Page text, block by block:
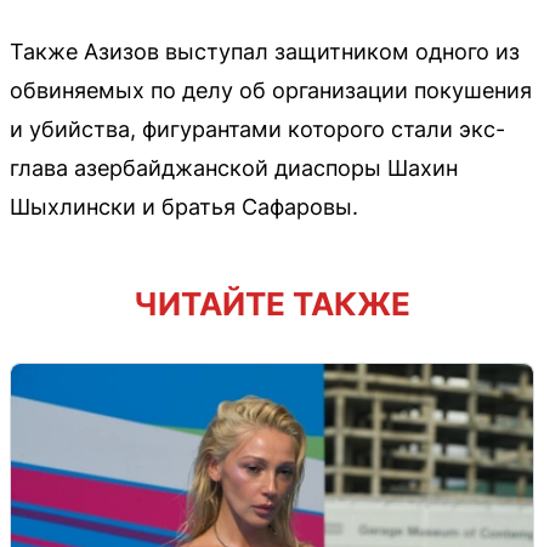
Также Азизов выступал защитником одного из
обвиняемых по делу об организации покушения
и убийства, фигурантами которого стали экс-
глава азербайджанской диаспоры Шахин
Шыхлински и братья Сафаровы.
ЧИТАЙТЕ ТАКЖЕ